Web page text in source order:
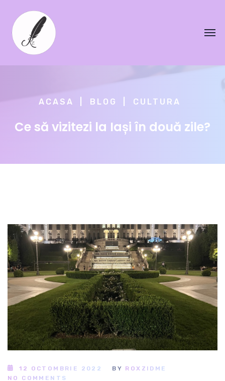
ACASA BLOG CULTURA
Ce să vizitezi la Iași în două zile?
12 OCTOMBRIE 2022 BY ROXZIDME
NO COMMENTS